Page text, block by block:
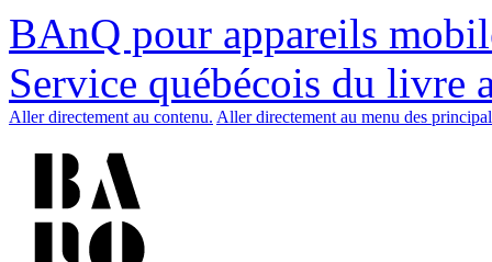
BAnQ pour appareils
Service québécois du livre
Aller directement au contenu. Aller directement au menu des